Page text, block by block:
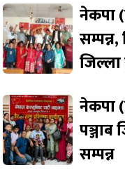
नेकपा
नेकपा
पञ्जाब
सम्पन्न